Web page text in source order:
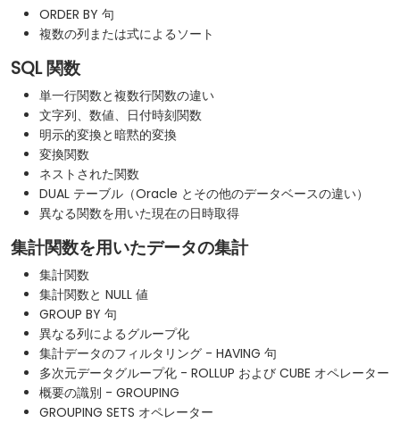
ORDER BY 句
複数の列または式によるソート
SQL 関数
単一行関数と複数行関数の違い
文字列、数値、日付時刻関数
明示的変換と暗黙的変換
変換関数
ネストされた関数
DUAL テーブル（Oracle とその他のデータベースの違い）
異なる関数を用いた現在の日時取得
集計関数を用いたデータの集計
集計関数
集計関数と NULL 値
GROUP BY 句
異なる列によるグループ化
集計データのフィルタリング - HAVING 句
多次元データグループ化 - ROLLUP および CUBE オペレーター
概要の識別 - GROUPING
GROUPING SETS オペレーター